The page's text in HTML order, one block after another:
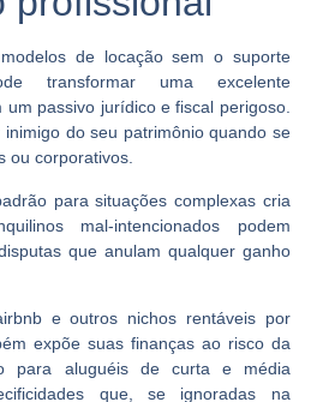
de locação sem o suporte
transformar uma excelente
passivo jurídico e fiscal perigoso.
do seu patrimônio quando se
ou corporativos.
para situações complexas cria
mal-intencionados podem
que anulam qualquer ganho
e outros nichos rentáveis por
expõe suas finanças ao risco da
para aluguéis de curta e média
que, se ignoradas na